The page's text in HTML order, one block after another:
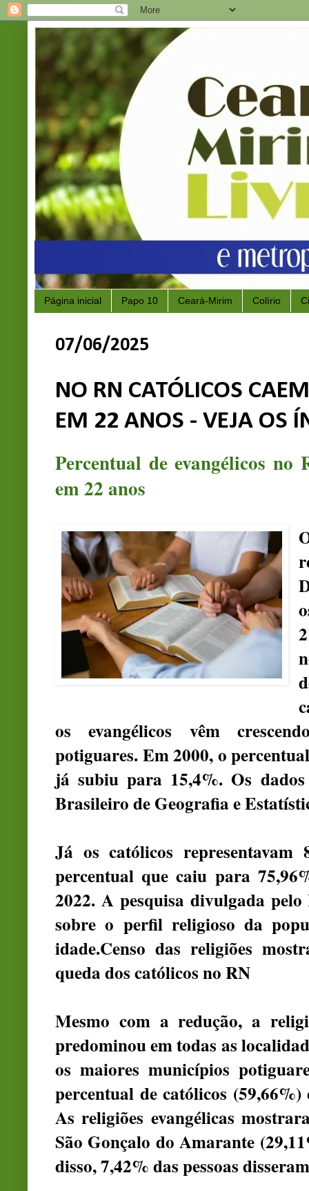
Página inicial Papo 10 Ceará-Mirim Colírio
07/06/2025
NO RN CATÓLICOS
EM 22 ANOS - VEJA OS
Percentual de evangélicos
em 22 anos
os evangélicos vêm
potiguares. Em 2000, o
já subiu para 15,4%. Os
Brasileiro de Geografia e
Já os católicos
percentual que caiu para
2022. A pesquisa divulgada
sobre o perfil religioso da
idade.Censo das religiões
queda dos católicos no RN
Mesmo com a redução, a
predominou em todas as
os maiores municípios
percentual de católicos
As religiões evangélicas
São Gonçalo do Amarante
disso, 7,42% das pessoas